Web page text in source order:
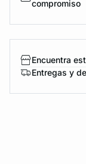
compromiso
Encuentra
Entregas y